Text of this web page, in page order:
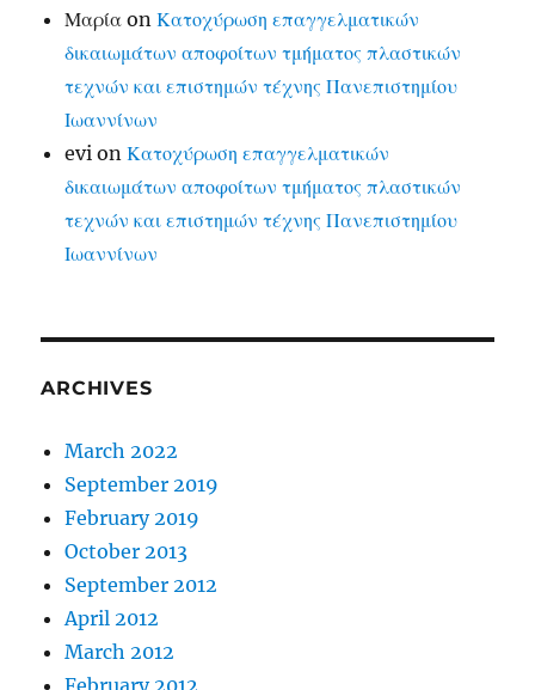
Μαρία onΚατοχύρωση επαγγελματικών
δικαιωμάτων αποφοίτων τμήματος πλαστικών
τεχνών και επιστημών τέχνης Πανεπιστημίου
Ιωαννίνων
evi onΚατοχύρωση επαγγελματικών
δικαιωμάτων αποφοίτων τμήματος πλαστικών
τεχνών και επιστημών τέχνης Πανεπιστημίου
Ιωαννίνων
ARCHIVES
March 2022
September 2019
February 2019
October 2013
September 2012
April 2012
March 2012